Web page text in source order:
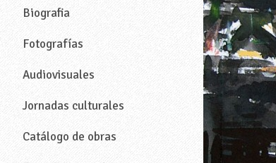
Biografia
Fotografías
Audiovisuales
Jornadas culturales
Catálogo de obras